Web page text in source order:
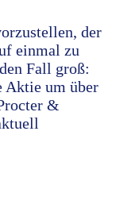
der
einmal zu
Fall groß:
Aktie um über
&